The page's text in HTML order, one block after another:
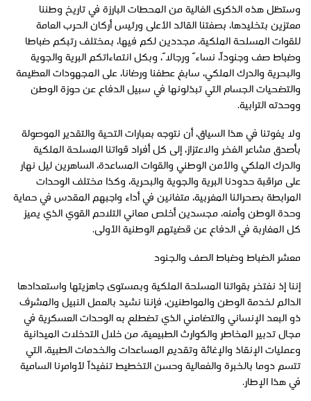
وستظل هذه الذكرى الغالية من المحطات البارزة في تاريخ وطننا
معتزين بتخليدها، بصفتنا القائد الأعلى ورئيس أركان الحرب العامة
للقوات المسلحة الملكية، مجددين لكم فيها، بمختلف رتبكم ضباطا
وضباط صف وجنوداً، نساءً ورجالاً، وبكل انتماءاتكم البرية والجوية
والبحرية والدرك الملكي، سابغ عطفنا ورضانا، على المجهودات العظيمة
والتضحيات الجسام التي تبذلونها في سبيل الدفاع عن حوزة الوطن
ووحدته الترابية.
ولا يفوتنا في هذا السياق، أن نتوجه بعبارات التحية والتقدير الموصولة
بأصدق مشاعر الفخر والاعتزاز، إلى كل أفراد قواتنا المسلحة الملكية
والدرك الملكي والأمن الوطني والقوات المساعدة، الساهرين ليل نهار
على مراقبة حدودنا البرية والجوية والبحرية، وكذا مختلف الوحدات
المرابطة بصحرائنا المغربية، متفانين في أداء واجبهم المقدس في حماية
وحدة الوطن وأمنه، مجسدين أخلص معاني التلاحم القوي الذي يميز
كل المغاربة في الدفاع عن قضيتهم الوطنية الأولى.
معشر الضباط وضباط الصف والجنود
إننا إذ نفتخر بقواتنا المسلحة الملكية وبمستوى جاهزيتها واستعدادها
الدائم لخدمة الوطن والمواطنين، فإننا نشيد بالعمل النبيل والمشرف
ذو البعد الإنساني والتضامني الذي تضطلع به الوحدات العسكرية في
مجال تدبير المخاطر والكوارث الطبيعية، من خلال التدخلات الميدانية
وعمليات الإنقاذ والإغاثة وتقديم المساعدات والخدمات الطبية، التي
تتسم دوما بالخبرة والفعالية وحسن التخطيط تنفيذاً لأوامرنا السامية
في هذا الإطار.